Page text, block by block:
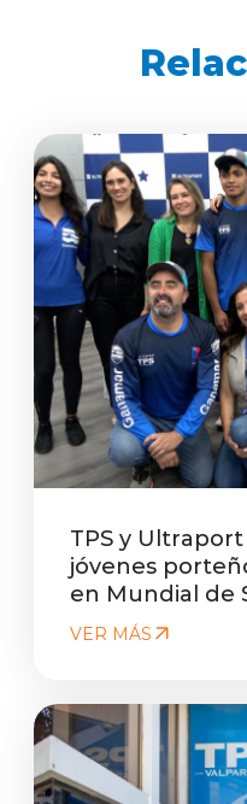
TPS y
jóvenes
en Mundial de
VER MÁS